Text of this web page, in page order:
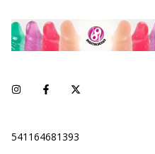
541164681393